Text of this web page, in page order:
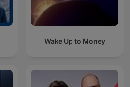
Wake Up to Money